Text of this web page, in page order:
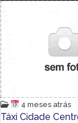
4 meses atrás
Táxi Cidade